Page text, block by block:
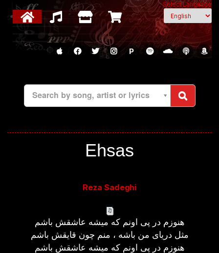
Select Language
P
Search by song, artist or lyrics
Ehsas
Reza Sadeghi
هنوزم در پی اونم که میشه عاشقش باشم
مثل دریای من باشه ، منم چون قایقش باشم
هنوزم در پی اونم که میشه عاشقش باشم